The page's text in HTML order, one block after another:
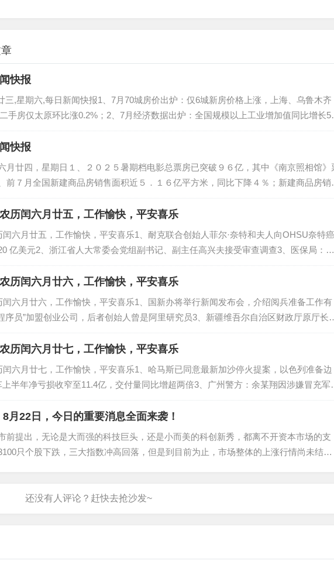
快报
三,星期六,每日新闻快报1、7月70城房价出炉：仅6城新房价格上涨，上海、乌鲁木齐
手房仅太原环比涨0.2%；2、7月经济数据出炉：全国规模以上工业增加值同比增长5.
额增长3.7%；3、1至7月，全国网上零售额86835亿元，同比增...
快报
月廿四，星期日１、２０２５暑期档电影总票房已突破９６亿，其中《南京照相馆》
前７月全国新建商品房销售面积近５．１６亿平方米，同比下降４％；新建商品房销
下降６．５％；３、官方通报“女司机亮证逼迫让路事件”后续处理结果：“亮证女”丈夫
历闰六月廿五，工作愉快，平安喜乐
六月廿五，工作愉快，平安喜乐1、耐克联合创始人菲尔·奈特和夫人向OHSU奈特癌
亿美元2、浙江省人大常委会党组副书记、副主任高兴夫接受审查调查3、医保局：支
发放给参保人；泽连斯基抵达华盛顿4、浙江省人大常委会副主任高兴夫被查，曾由
历闰六月廿六，工作愉快，平安喜乐
六月廿六，工作愉快，平安喜乐1、国新办将举行新闻发布会，介绍阅兵准备工作有
序员”加盟创业公司，后者创始人曾是阿里研究员3、新疆维吾尔自治区财政厅原厅长
记4、胖东来新店招聘900人，保安保洁要求本科学历5、麦当劳经典奶昔限时回归，
历闰六月廿七，工作愉快，平安喜乐
六月廿七，工作愉快，平安喜乐1、哈马斯已同意最新加沙停火提案，以色列准备边
半年净亏损收窄至11.4亿，交付量同比增超两倍3、广州警方：余某翔因涉嫌冒充军
刑事强制措施4、加大全民健身场地供给，目前我国社区15分钟健身圈基本实现5、东
月22日，今日的重要消息全面来袭！
前提出，无论是大而强的科技巨头，还是小而美的科创新秀，都离不开资本市场的支
只个股下跌，三大指数冲高回落，但是到目前为止，市场整体的上涨行情尚未结